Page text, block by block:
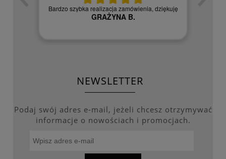
Bardzo szybka realizacja zamówienia, dziękuję
GRAŻYNA B.
NEWSLETTER
Podaj swój adres e-mail, jeżeli chcesz otrzymywać
informacje o nowościach i promocjach.